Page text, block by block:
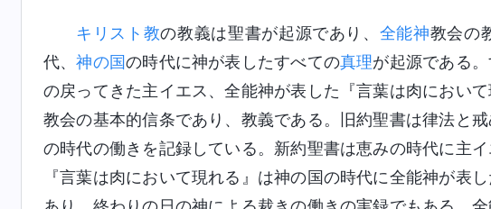
キリスト教の教義は聖書が起源であり、 全能神教会の
代、神の国の時代に神が表したすべての真理が起源である
の戻ってきた主イエス、全能神が表した『言葉は肉におい
教会の基本的信条であり、教義である。旧約聖書は律法と
の時代の働きを記録している。新約聖書は恵みの時代に主
『言葉は肉において現れる』は神の国の時代に全能神が表